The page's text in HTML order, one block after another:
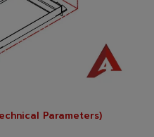
Parameters)